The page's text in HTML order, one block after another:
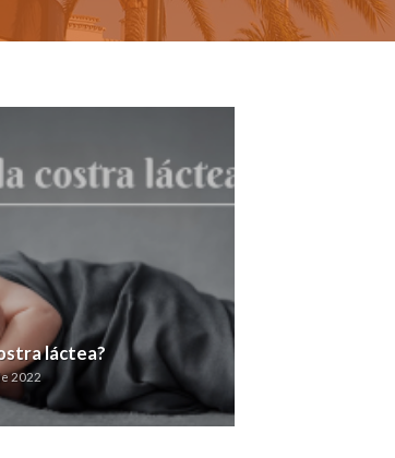
láctea?
2022